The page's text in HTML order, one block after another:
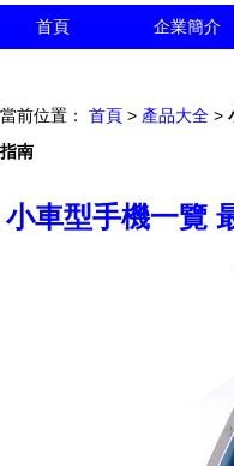
首頁 企業簡介
當前位置： 首頁 > 產品大全 >
指南
小車型手機一覽